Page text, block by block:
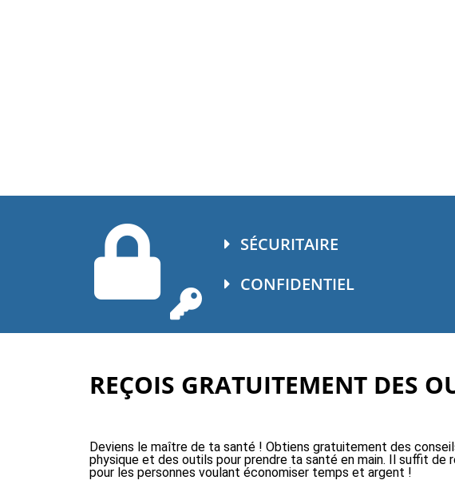
SÉCURITAIRE
CONFIDENTIEL
REÇOIS GRATUITEMENT DES
Deviens le maître de ta santé ! Obtiens gratuitement des
physique et des outils pour prendre ta santé en main. Il suffit
pour les personnes voulant économiser temps et argent !